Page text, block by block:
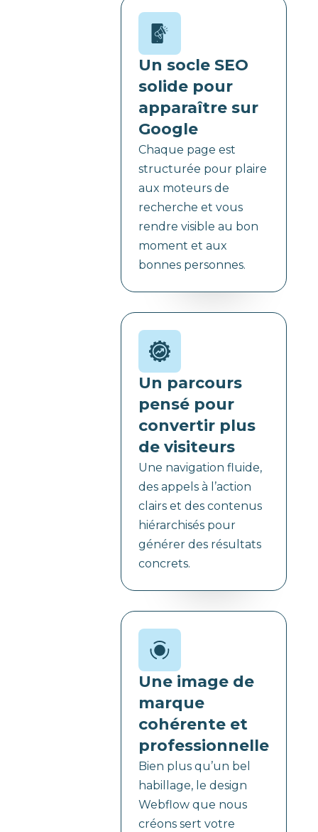
Un socle SEO
solide pour
apparaître sur
Google
Chaque page est
structurée pour plaire
aux moteurs de
recherche et vous
rendre visible au bon
moment et aux
bonnes personnes.
Un parcours
pensé pour
convertir plus
de visiteurs
Une navigation fluide,
des appels à l’action
clairs et des contenus
hiérarchisés pour
générer des résultats
concrets.
Une image de
marque
cohérente et
professionnelle
Bien plus qu’un bel
habillage, le design
Webflow que nous
créons sert votre